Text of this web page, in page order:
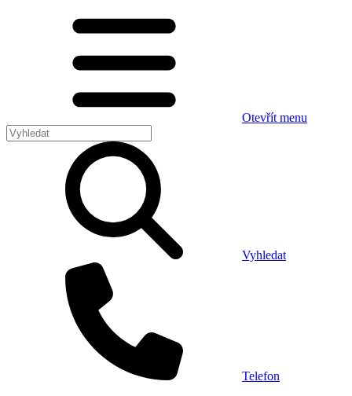
Otevřít menu
Vyhledat
Telefon